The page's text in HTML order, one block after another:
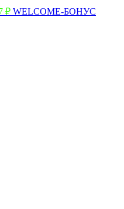
₽ WELCOME-БОНУС